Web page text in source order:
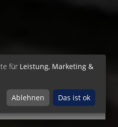
für Leistung, Marketing &
Ablehnen Das ist ok